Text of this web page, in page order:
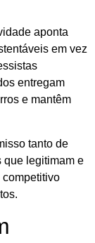
aponta
em vez
entregam
e mantêm
tanto de
que legitimam e